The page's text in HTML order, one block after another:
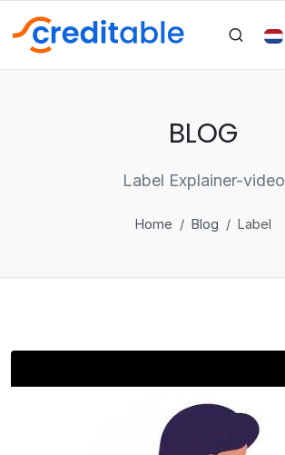
BLOG
Label Explainer-video
Home Blog Label